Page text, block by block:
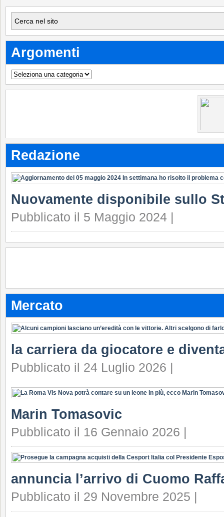
Argomenti
Argomenti
Redazione
Nuovamente disponibile sullo
Pubblicato il 5 Maggio 2024 |
Mercato
la carriera da giocatore e
Pubblicato il 24 Luglio 2026 |
Marin Tomasovic
Pubblicato il 16 Gennaio 2026 |
annuncia l’arrivo di Cuomo
Pubblicato il 29 Novembre 2025 |